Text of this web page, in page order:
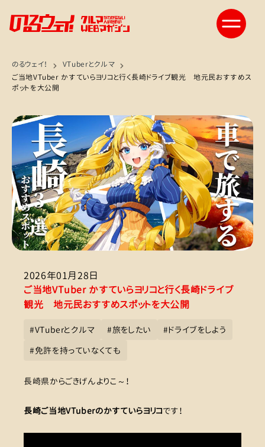
のるウェイ！
VTuberとクルマ
ご当地VTuber かすていらヨリコと行く長崎ドライブ観光 地元民おすすめス
ポットを大公開
2026年01月28日
ご当地VTuber かすていらヨリコと行く長崎ドライブ
観光 地元民おすすめスポットを大公開
#VTuberとクルマ #旅をしたい #ドライブをしよう
#免許を持っていなくても
長崎県からごきげんよりこ～！
長崎ご当地VTuberのかすていらヨリコです！